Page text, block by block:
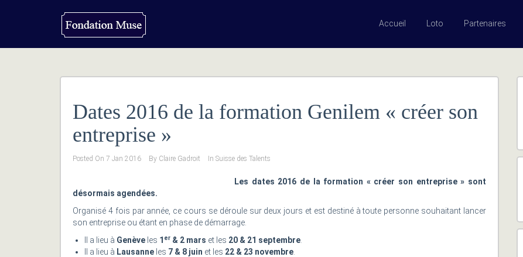
Accueil Loto Partenaires
Dates 2016 de la formation Genilem « créer son
entreprise »
Posted On 7 Jan 2016 By Claire Gadroit In Suisse des Talents
Les dates 2016 de la formation « créer son entreprise » sont
désormais agendées.
Organisé 4 fois par année, ce cours se déroule sur deux jours et est destiné à toute personne souhaitant lancer
son entreprise ou étant en phase de démarrage.
Il a lieu à Genève les 1 er & 2 mars et les 20 & 21 septembre
Il a lieu à Lausanne les 7 & 8 juin et les 22 & 23 novembre